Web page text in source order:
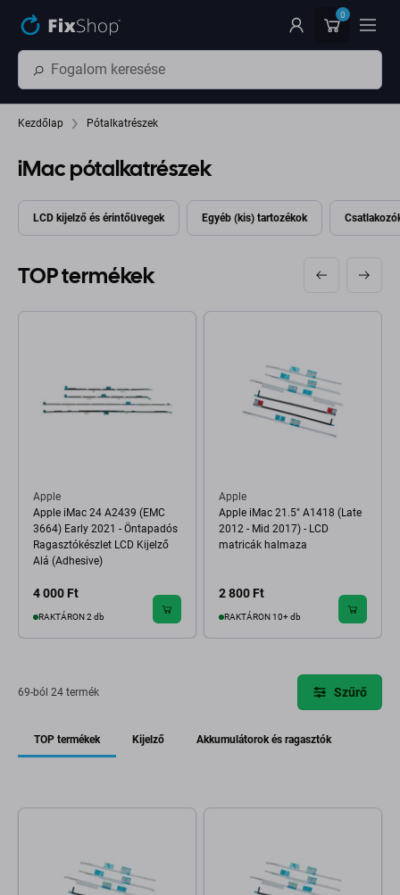
0
Kezdőlap Pótalkatrészek
iMac pótalkatrészek
LCD kijelző és érintőüvegek Egyéb (kis) tartozékok
TOP termékek
Apple
Apple iMac 24 A2439 (EMC
3664) Early 2021 - Öntapadós
Ragasztókészlet LCD Kijelző
Alá (Adhesive)
4 000 Ft
RAKTÁRON 2 db
Apple
Apple iMac 21.5" A1418 (Late
2012 - Mid 2017) - LCD
matricák halmaza
2 800 Ft
RAKTÁRON 10+ db
69-ból 24 termék Szűrő
TOP termékek Kijelző Akkumulátorok és ragasztók